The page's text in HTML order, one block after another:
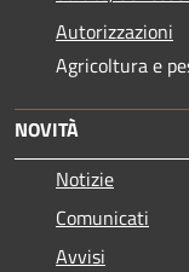
Autorizzazioni
Agricoltura e
NOVITÀ
Notizie
Comunicati
Avvisi